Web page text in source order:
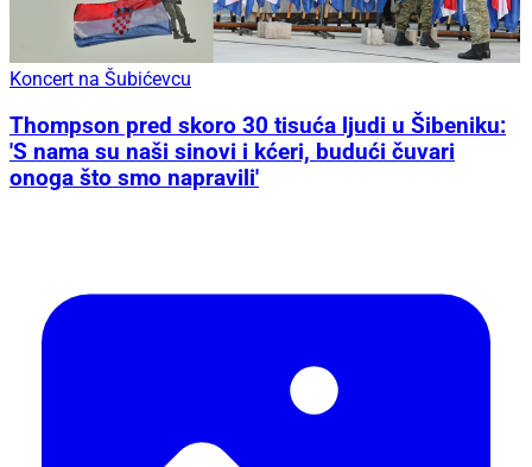
Koncert na Šubićevcu
Thompson pred skoro 30 tisuća ljudi u Šibeniku:
'S nama su naši sinovi i kćeri, budući čuvari
onoga što smo napravili'